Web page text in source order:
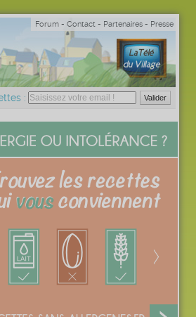
Forum - Contact - Partenaires - Presse
: